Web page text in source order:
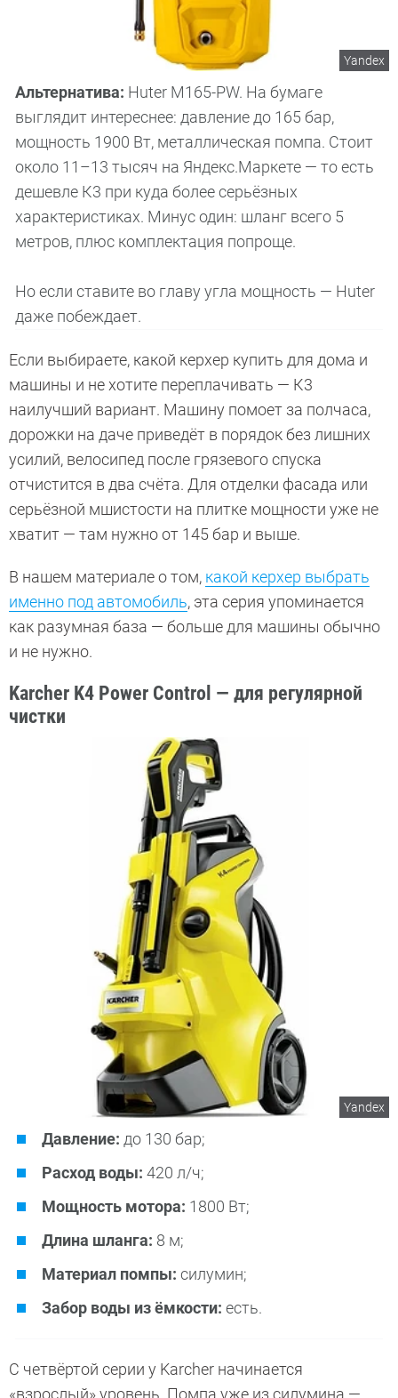
Yandex
Альтернатива: Huter M165-PW. На бумаге
выглядит интереснее: давление до 165 бар,
мощность 1900 Вт, металлическая помпа. Стоит
около 11–13 тысяч на Яндекс.Маркете — то есть
дешевле К3 при куда более серьёзных
характеристиках. Минус один: шланг всего 5
метров, плюс комплектация попроще.
Но если ставите во главу угла мощность — Huter
даже побеждает.
Если выбираете, какой керхер купить для дома и
машины и не хотите переплачивать — К3
наилучший вариант. Машину помоет за полчаса,
дорожки на даче приведёт в порядок без лишних
усилий, велосипед после грязевого спуска
отчистится в два счёта. Для отделки фасада или
серьёзной мшистости на плитке мощности уже не
хватит — там нужно от 145 бар и выше.
В нашем материале о том, какой керхер выбрать
именно под автомобиль, эта серия упоминается
как разумная база — больше для машины обычно
и не нужно.
Karcher K4 Power Control — для регулярной
чистки
Yandex
Давление: до 130 бар;
Расход воды: 420 л/ч;
Мощность мотора: 1800 Вт;
Длина шланга: 8 м;
Материал помпы: силумин;
Забор воды из ёмкости: есть.
С четвёртой серии у Karcher начинается
«взрослый» уровень. Помпа уже из силумина —